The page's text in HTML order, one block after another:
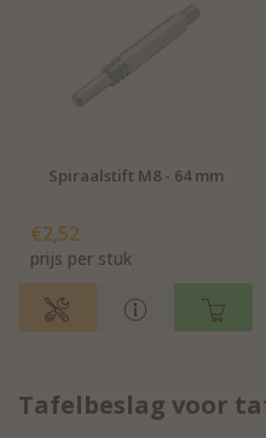
Spiraalstift M8 - 64 mm
€2,52
prijs per stuk
Tafelbeslag voor